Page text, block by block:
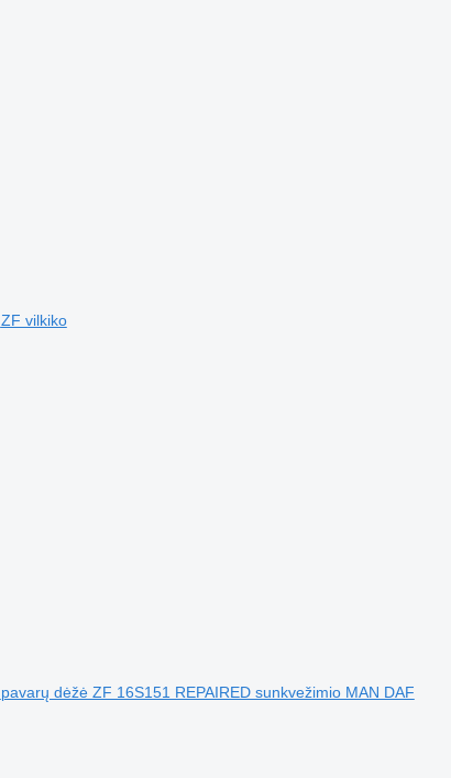
ZF vilkiko
pavarų dėžė ZF 16S151 REPAIRED sunkvežimio MAN DAF